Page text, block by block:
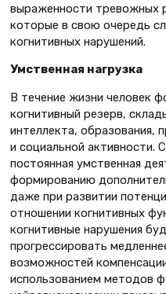
выраженности тревожных
которые в свою очередь
когнитивных нарушений.
Умственная нагрузка
В течение жизни человек
когнитивный резерв,
интеллекта, образования,
и социальной активности.
постоянная умственная
формированию
даже при развитии
отношении когнитивных
когнитивные нарушения
прогрессировать
возможностей
использованием методов